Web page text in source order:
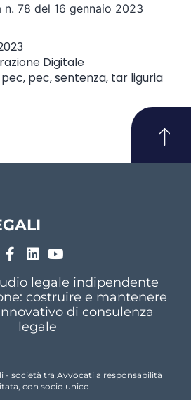
n. 78 del 16 gennaio 2023
Digitale
, pec,sentenza, tar liguria
legale indipendente
costruire e mantenere
di consulenza
legale
- società tra Avvocati a responsabilità
con socio unico